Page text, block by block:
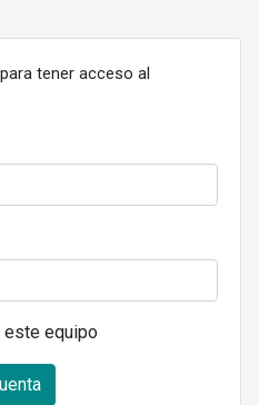
tener acceso al
este equipo